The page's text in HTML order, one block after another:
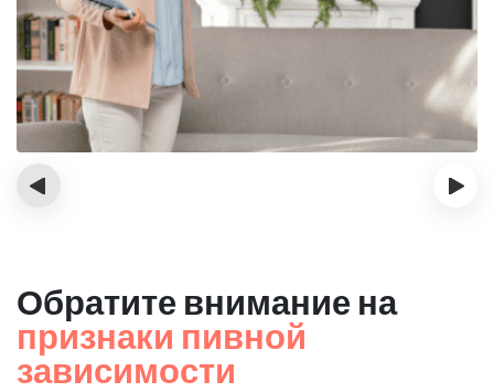
‹ ›
Обратите внимание на
признаки пивной
зависимости